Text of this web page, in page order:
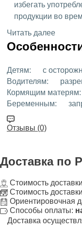
избегать
продукции во
Читать далее
Детям:
с
Водителям:
Кормящим матерям:
Беременным:
Отзывы (0)
Доставка по
Стоимость
Стоимость
Ориентировочная
Способы оплаты:
Доставка